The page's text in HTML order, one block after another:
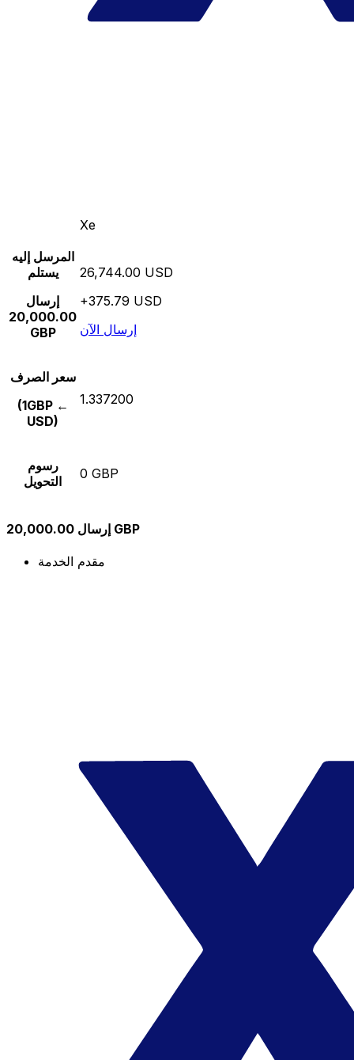
Xe
المرسل إليه
يستلم
إرسال
20,000.00
GBP
26,744.00 USD
+375.79 USD
إرسال الآن
سعر الصرف
(1GBP ←
USD)
1.337200
رسوم
التحويل
0 GBP
إرسال 20,000.00 GBP
مقدم الخدمة